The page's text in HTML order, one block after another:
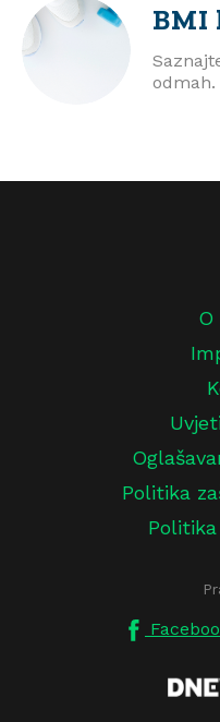
BMI
odmah.
O
Politika